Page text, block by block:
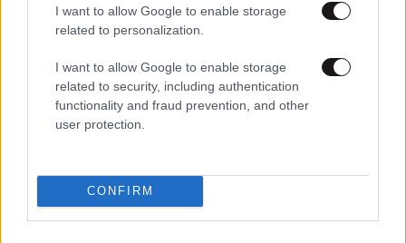
I want to allow Google to enable storage
related to personalization.
I want to allow Google to enable storage
related to security, including authentication
functionality and fraud prevention, and other
user protection.
CONFIRM
LIFESTYLE3 ω. πριν
Αθηνά Οικονομάκου από τα Μπόρα Μπόρα:
«Έσκασε τώρα όλη η κούραση» – Το απρόοπτο
πρόβλημα υγείας